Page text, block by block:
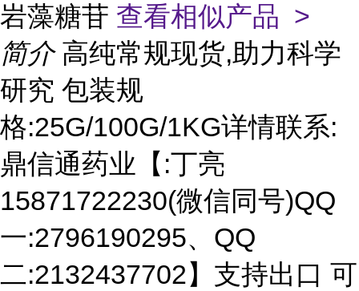
岩藻糖苷 查看相似产品 >
简介 高纯常规现货,助力科学
研究 包装规
格:25G/100G/1KG详情联系:
鼎信通药业【:丁亮
15871722230(微信同号)QQ
一:2796190295、QQ
二:2132437702】支持出口 可